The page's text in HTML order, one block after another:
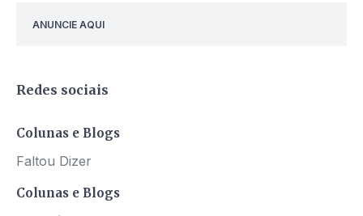
ANUNCIE AQUI
Redes sociais
Colunas e Blogs
Faltou Dizer
Colunas e Blogs